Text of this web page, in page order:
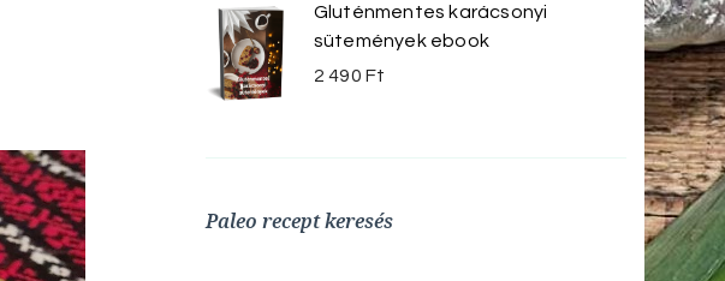
Gluténmentes karácsonyi
sütemények ebook
2 490 Ft
Paleo recept keresés